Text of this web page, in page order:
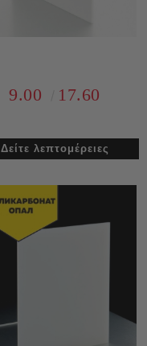
9.00 17.60
Δείτε λεπτομέρειες